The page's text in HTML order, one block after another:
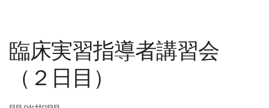
臨床実習指導者講習会
（２日目）